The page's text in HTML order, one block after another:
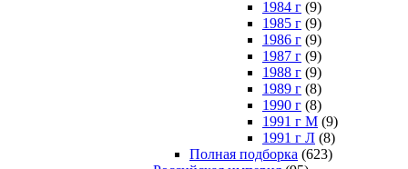
1984 г (9)
1985 г (9)
1986 г (9)
1987 г (9)
1988 г (9)
1989 г (8)
1990 г (8)
1991 г М (9)
1991 г Л (8)
Полная подборка (623)